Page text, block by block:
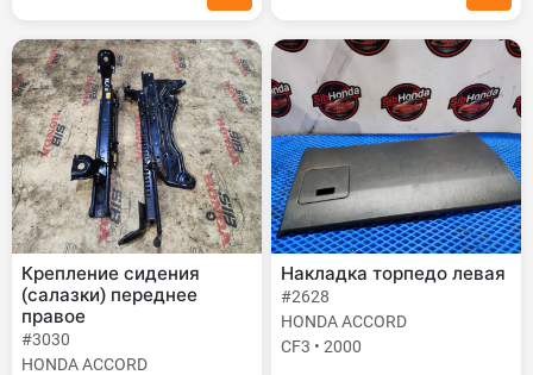
Крепление сидения
(салазки) переднее
правое
#3030
HONDA ACCORD
Накладка торпедо левая
#2628
HONDA ACCORD
CF3 • 2000